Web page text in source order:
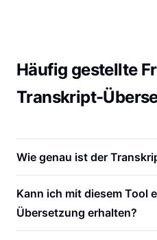
Häufig gestellte
Transkript-
Wie genau ist der
Kann ich mit diesem Tool
Übersetzung erhalten?